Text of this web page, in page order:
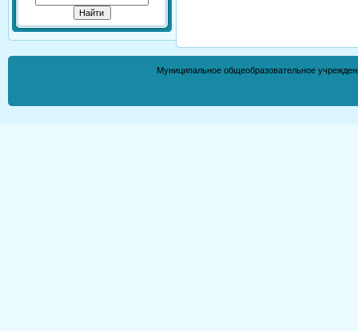
Муниципальное общеобразовательное